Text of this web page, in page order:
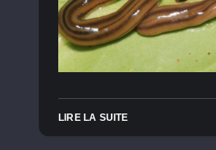
LIRE LA SUITE